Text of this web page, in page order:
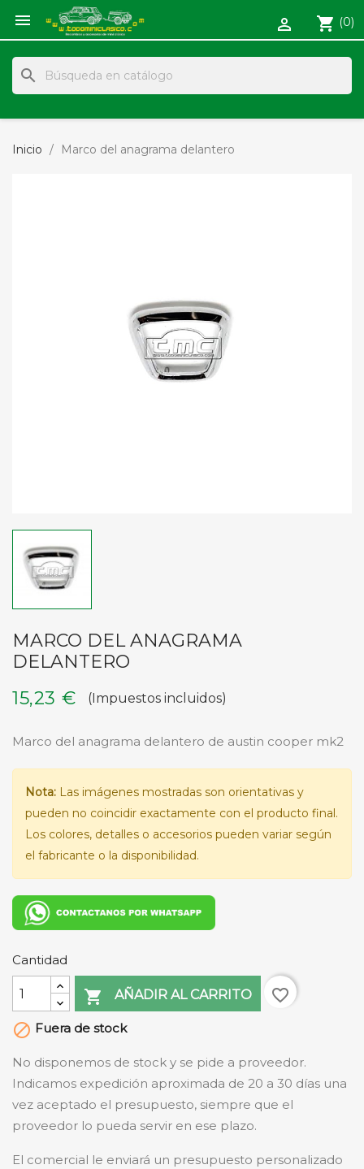
 shopping_cart (0)

search
Inicio Marco del anagrama delantero
MARCO DEL ANAGRAMA
DELANTERO
15,23 €
(Impuestos incluidos)
Marco del anagrama delantero de austin cooper mk2
Nota: Las imágenes mostradas son orientativas y
pueden no coincidir exactamente con el producto final.
Los colores, detalles o accesorios pueden variar según
el fabricante o la disponibilidad.
Cantidad
 AÑADIR AL CARRITO
favorite_border
 Fuera de stock
No disponemos de stock y se pide a proveedor.
Indicamos expedición aproximada de 20 a 30 días una
vez aceptado el presupuesto, siempre que el
proveedor lo pueda servir en ese plazo.
El comercial le enviará un presupuesto personalizado